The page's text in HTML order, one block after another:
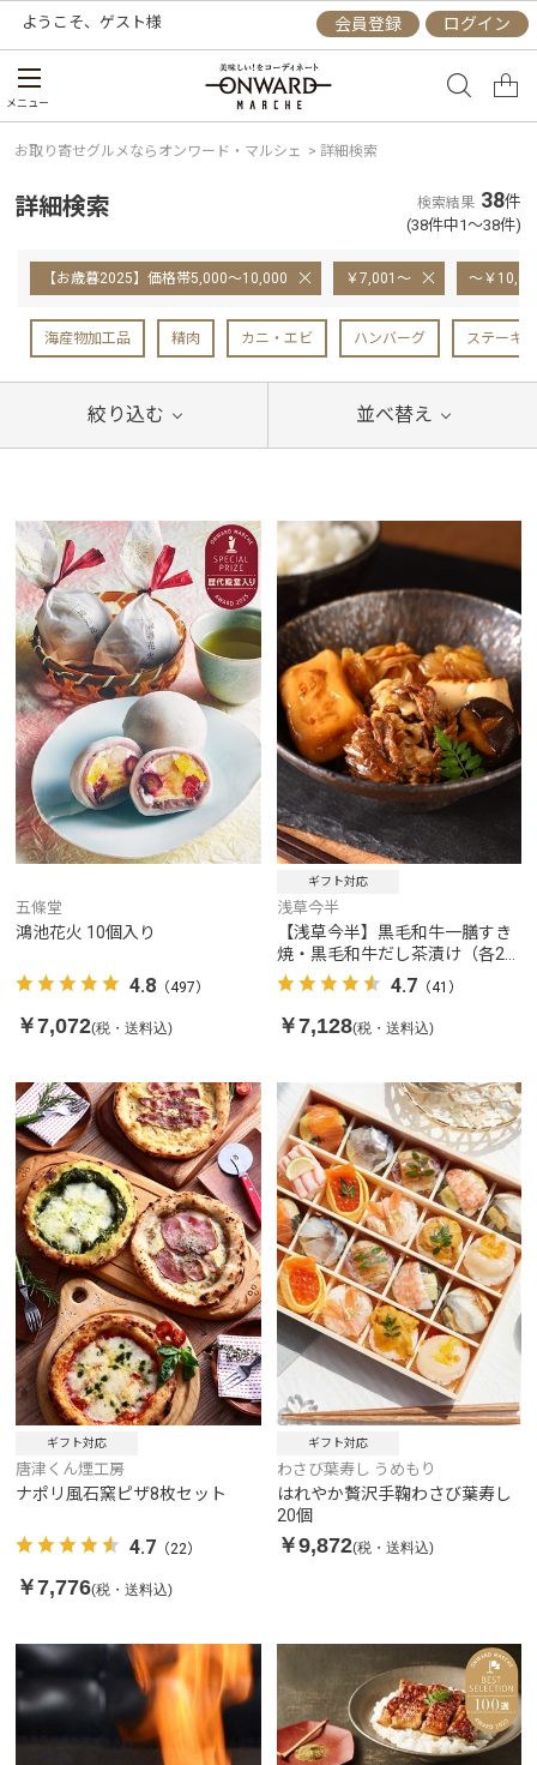
ようこそ、 ゲスト様 会員登録 ログイン
メニュー
お取り寄せグルメならオンワード・マルシェ > 詳細検索
詳細検索 検索結果 38件
(38件中1～38件)
【お歳暮2025】価格帯5,000～10,000 ￥7,001～ ～￥
海産物加工品 精肉 カニ・エビ ハンバーグ ステーキ
絞り込む 並べ替え
五條堂
鴻池花火 10個入り
4.8 （497）
￥7,072(税・送料込)
ギフト対応
浅草今半
【浅草今半】黒毛和牛一膳すき
焼・黒毛和牛だし茶漬け（各2食
入り）
4.7（41）
￥7,128(税・送料込)
ギフト対応
唐津くん煙工房
ナポリ風石窯ピザ8枚セット
4.7 （22）
￥7,776(税・送料込)
ギフト対応
わさび葉寿し うめもり
はれやか贅沢手鞠わさび葉寿し
20個
￥9,872(税・送料込)